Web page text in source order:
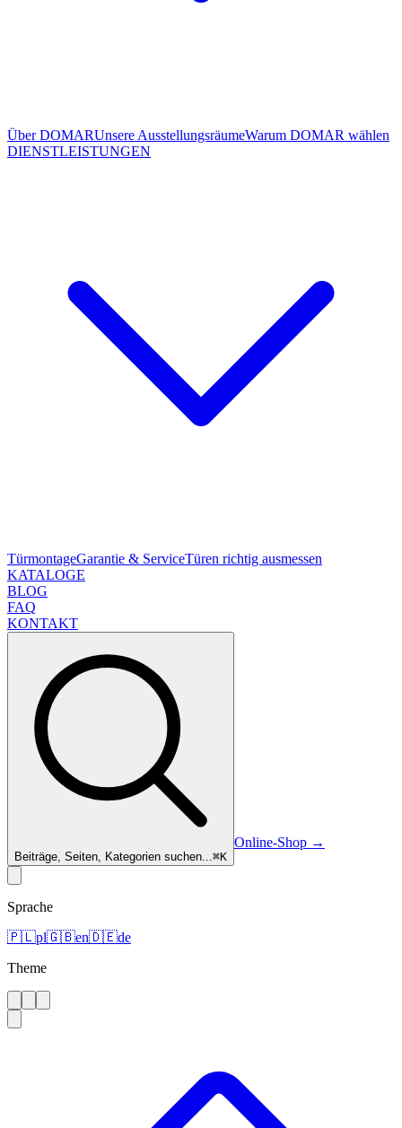
Über DOMARUnsere AusstellungsräumeWarum DOMAR wählen
DIENSTLEISTUNGEN
TürmontageGarantie & ServiceTüren richtig ausmessen
KATALOGE
BLOG
FAQ
KONTAKT
Beiträge, Seiten, Kategorien suchen...⌘K
Online-Shop →
Sprache
🇵🇱pl🇬🇧en🇩🇪de
Theme